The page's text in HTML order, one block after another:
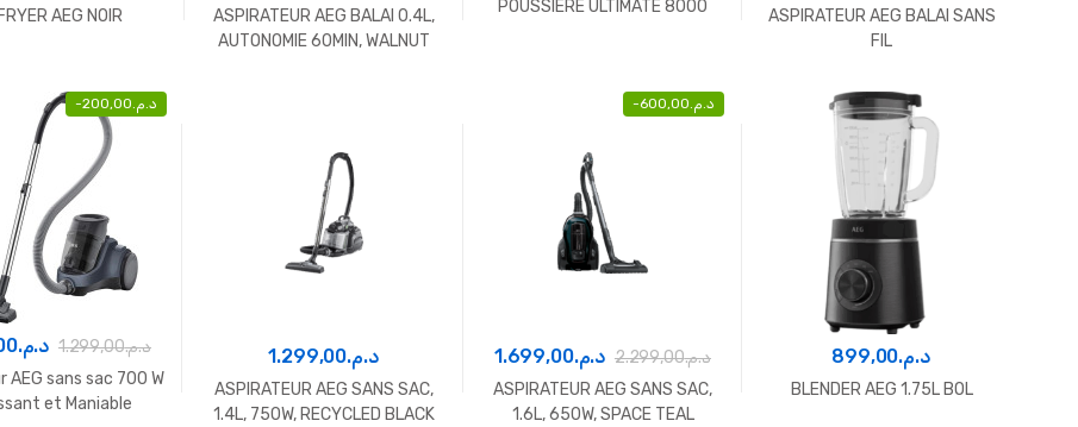
AEG NOIR
ASPIRATEUR AEG BALAI 0.4L,
AUTONOMIE 60MIN, WALNUT
POUSSIÈRE ULTIMATE 8000
ASPIRATEUR AEG BALAI SANS
FIL
- د.م.200,00
د.م. د.م.1.299,00
AEG sans sac 700 W
et Maniable
د.م.1.299,00
ASPIRATEUR AEG SANS SAC,
1.4L, 750W, RECYCLED BLACK
- د.م.600,00
د.م.1.699,00 د.م.2.299,00
ASPIRATEUR AEG SANS SAC,
1.6L, 650W, SPACE TEAL
د.م.899,00
BLENDER AEG 1.75L BOL